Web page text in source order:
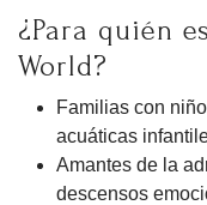
¿Para quién
World?
Familias con
acuáticas
Amantes de la
descensos